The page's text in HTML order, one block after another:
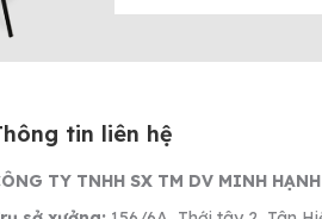
tin liên hệ
TY TNHH SX TM DV MINH HẠNH